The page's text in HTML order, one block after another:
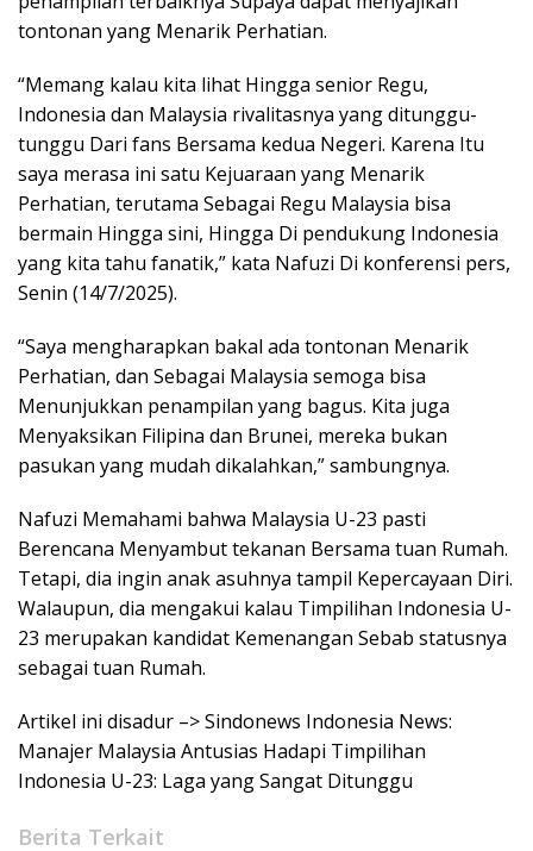
tontonan yang Menarik Perhatian.
“Memang kalau kita lihat Hingga senior Regu,
Indonesia dan Malaysia rivalitasnya yang ditunggu-
tunggu Dari fans Bersama kedua Negeri. Karena Itu
saya merasa ini satu Kejuaraan yang Menarik
Perhatian, terutama Sebagai Regu Malaysia bisa
bermain Hingga sini, Hingga Di pendukung Indonesia
yang kita tahu fanatik,” kata Nafuzi Di konferensi pers,
Senin (14/7/2025).
“Saya mengharapkan bakal ada tontonan Menarik
Perhatian, dan Sebagai Malaysia semoga bisa
Menunjukkan penampilan yang bagus. Kita juga
Menyaksikan Filipina dan Brunei, mereka bukan
pasukan yang mudah dikalahkan,” sambungnya.
Nafuzi Memahami bahwa Malaysia U-23 pasti
Berencana Menyambut tekanan Bersama tuan Rumah.
Tetapi, dia ingin anak asuhnya tampil Kepercayaan Diri.
Walaupun, dia mengakui kalau Timpilihan Indonesia U-
23 merupakan kandidat Kemenangan Sebab statusnya
sebagai tuan Rumah.
Artikel ini disadur –> Sindonews Indonesia News:
Manajer Malaysia Antusias Hadapi Timpilihan
Indonesia U-23: Laga yang Sangat Ditunggu
Berita Terkait